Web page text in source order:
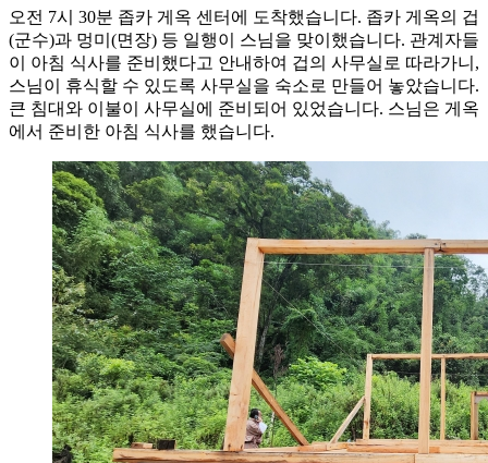
오전 7시 30분 좁카 게옥 센터에 도착했습니다. 좁카 게옥의 겁
(군수)과 멍미(면장) 등 일행이 스님을 맞이했습니다. 관계자들
이 아침 식사를 준비했다고 안내하여 겁의 사무실로 따라가니,
스님이 휴식할 수 있도록 사무실을 숙소로 만들어 놓았습니다.
큰 침대와 이불이 사무실에 준비되어 있었습니다. 스님은 게옥
에서 준비한 아침 식사를 했습니다.